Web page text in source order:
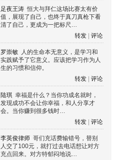
足夜王涛 恒大与拜仁这场比赛太有价
值，展现了自己，也终于真刀真枪下看
清了自己，更成为一把标尺…
转发
评论
罗崇敏 人的生命本无意义，是学习和
实践赋予了它意义。应该把学习作为人
生的习惯和信仰。
转发
评论
陆琪 幸福是什么？当你功成名就时，
发现成功不会让你幸福，和人分享才
会。当你赚到很多钱时…
转发
评论
李英俊律师 哥们充话费输错号，替别
人交了100元，就打过去电话想让对方
充点回来。对方特郁闷地说…